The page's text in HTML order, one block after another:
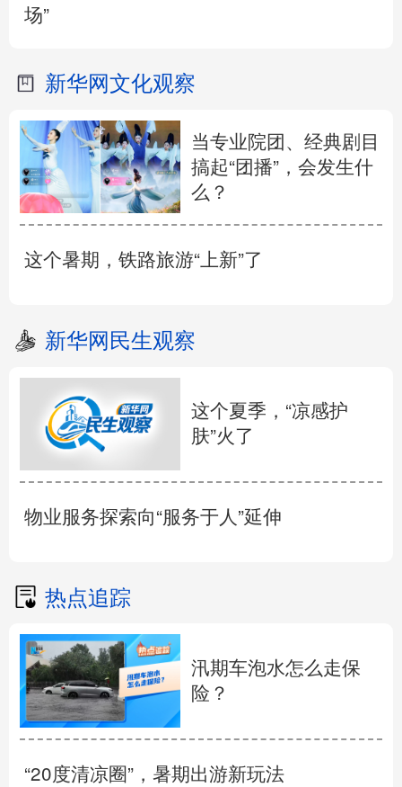
场”
新华网文化观察
当专业院团、经典剧目
搞起“团播”，会发生什
么？
这个暑期，铁路旅游“上新”了
新华网民生观察
这个夏季，“凉感护
肤”火了
物业服务探索向“服务于人”延伸
热点追踪
汛期车泡水怎么走保
险？
“20度清凉圈”，暑期出游新玩法